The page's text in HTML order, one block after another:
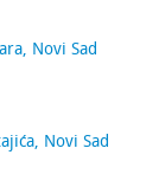
Novi Sad
Novi Sad